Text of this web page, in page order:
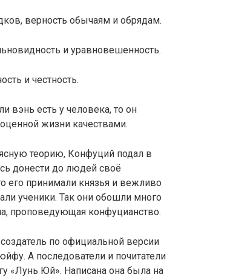
верность обычаям и обрядам.
и уравновешенность.
и честность.
вэнь есть у человека, то он
жизни качествами.
теорию, Конфуций подал в
донести до людей своё
его принимали князья и вежливо
ученики. Так они обошли много
проповедующая конфуцианство.
по официальной версии
А последователи и почитатели
«Лунь Юй». Написана она была на